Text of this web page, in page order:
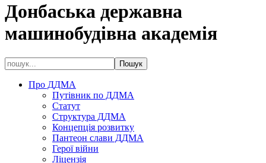
Донбаська державна
машинобудівна академія
Про ДДМА
Путівник по ДДМА
Статут
Структура ДДМА
Концепція розвитку
Пантеон слави ДДМА
Герої війни
Ліцензія